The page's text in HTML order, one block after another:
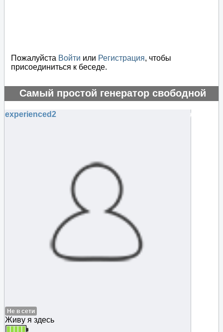
Пожалуйста Войти или Регистрация, чтобы
присоединиться к беседе.
Самый простой генератор свободной
энергии
#75522
experienced2
Не в сети
Живу я здесь